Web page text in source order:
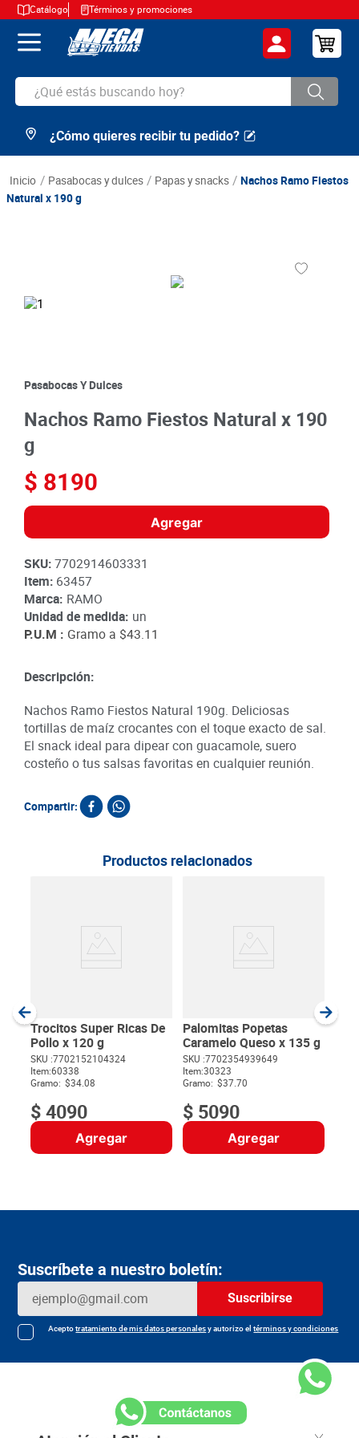
Catálogo Términos y promociones
¿Qué estás buscando hoy?
TÉRMINOS MÁS BUSCADOS
2 .
arroz
9.
queso
10 . papa
¿Cómo quieres recibir tu pedido?
pasabocas y dulces papas y snacks
Nachos Ramo Fiestos
Natural x 190 g
Pasabocas Y Dulces
Nachos Ramo Fiestos Natural x 190
g
$ 8190
Agregar
SKU:7702914603331
Item: 63457
Marca: RAMO
Unidad de medida: un
P.U.M : Gramo a $43.11
Descripción:
Nachos Ramo Fiestos Natural 190g. Deliciosas
tortillas de maíz crocantes con el toque exacto de sal.
El snack ideal para dipear con guacamole, suero
costeño o tus salsas favoritas en cualquier reunión.
Compartir:
Productos relacionados
Trocitos Super Ricas De
Pollo x 120 g
SKU :7702152104324
Item:60338
Gramo: $34.08
$4090
Agregar
Palomitas Popetas
Caramelo Queso x 135 g
SKU :7702354939649
Item:30323
Gramo: $37.70
$ 5090
Agregar
Suscríbete a nuestro boletín:
Suscribirse
Aceptotratamiento de mis datos personalesy autorizo eltérminos y condiciones